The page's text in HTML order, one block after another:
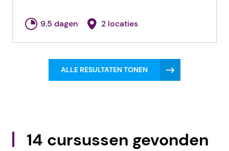
9.5 dagen 2 locaties
ALLE RESULTATEN TONEN
14 cursussen gevonden